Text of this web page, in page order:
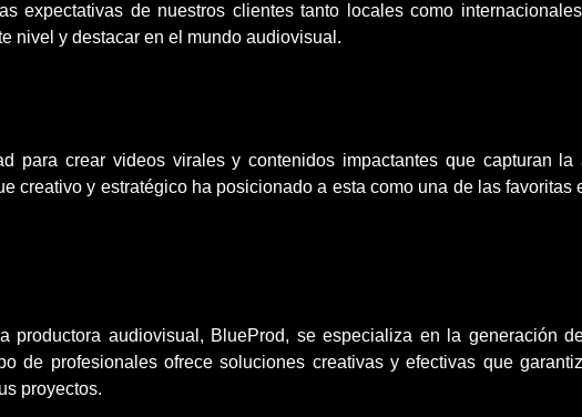
expectativas de nuestros clientes tanto locales como
nivel y destacar en el mundo audiovisual.
para crear videos virales y contenidos impactantes que capturan
creativo y estratégico ha posicionado a esta como una de las favoritas
productora audiovisual, BlueProd, se especializa en la generación
de profesionales ofrece soluciones creativas y efectivas que
proyectos.